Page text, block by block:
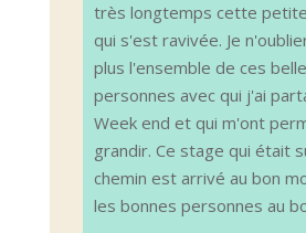
très longtemps cette
qui s'est ravivée. Je
plus l'ensemble de ces
personnes avec qui j'ai
Week end et qui m'ont
grandir. Ce stage qui était
chemin est arrivé au bon
les bonnes personnes au